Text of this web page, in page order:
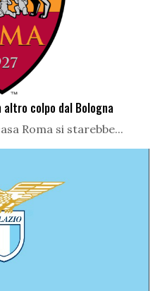
altro colpo dal Bologna
Roma si starebbe...